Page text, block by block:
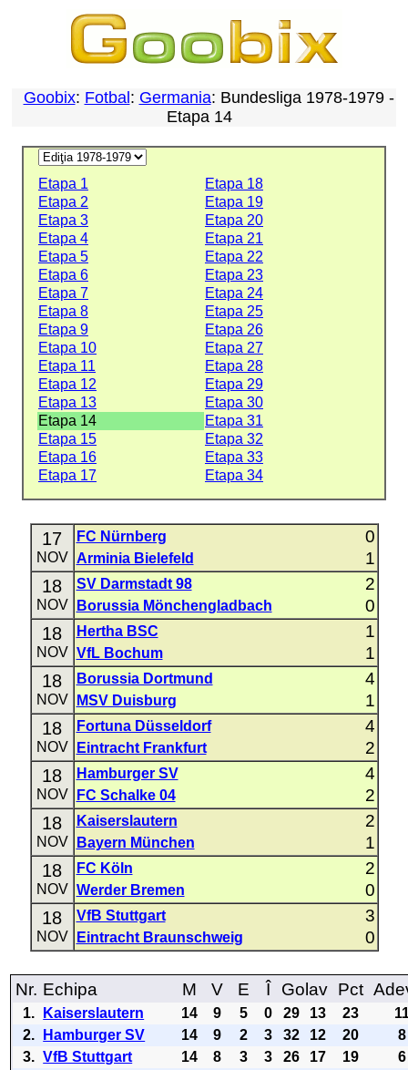
Goobix: Fotbal : Germania: Bundesliga 1978-1979 -
Etapa 14
Etapa 1
Etapa 18
Etapa 2
Etapa 19
Etapa 3
Etapa 20
Etapa 4
Etapa 21
Etapa 5
Etapa 22
Etapa 6
Etapa 23
Etapa 7
Etapa 24
Etapa 8
Etapa 25
Etapa 9
Etapa 26
Etapa 10
Etapa 27
Etapa 11
Etapa 28
Etapa 12
Etapa 29
Etapa 13
Etapa 30
Etapa 14
Etapa 31
Etapa 15
Etapa 32
Etapa 16
Etapa 33
Etapa 17
Etapa 34
17
NOV
FC Nürnberg 0
Arminia Bielefeld 1
18
NOV
SV Darmstadt 98 2
Borussia Mönchengladbach 0
18
NOV
Hertha BSC 1
VfL Bochum 1
18
NOV
Borussia Dortmund 4
MSV Duisburg 1
18
NOV
Fortuna Düsseldorf 4
Eintracht Frankfurt 2
18
NOV
Hamburger SV 4
FC Schalke 04 2
18
NOV
Kaiserslautern 2
Bayern München 1
18
NOV
FC Köln 2
Werder Bremen 0
18
NOV
VfB Stuttgart 3
Eintracht Braunschweig 0
Nr. Echipa M V E Î Golav Pct
1. Kaiserslautern 14 9 5 0 29 13 23
2.
Hamburger SV 14 9 2 3 32 12 20
8
3. VfB Stuttgart 14 8 3 3 26 17 19
6